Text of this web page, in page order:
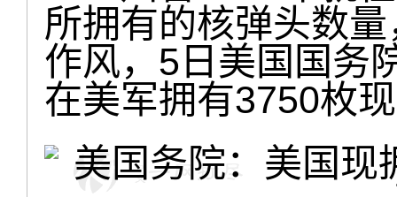
所拥有的核弹头数
作风，5日美国国务
在美军拥有3750枚